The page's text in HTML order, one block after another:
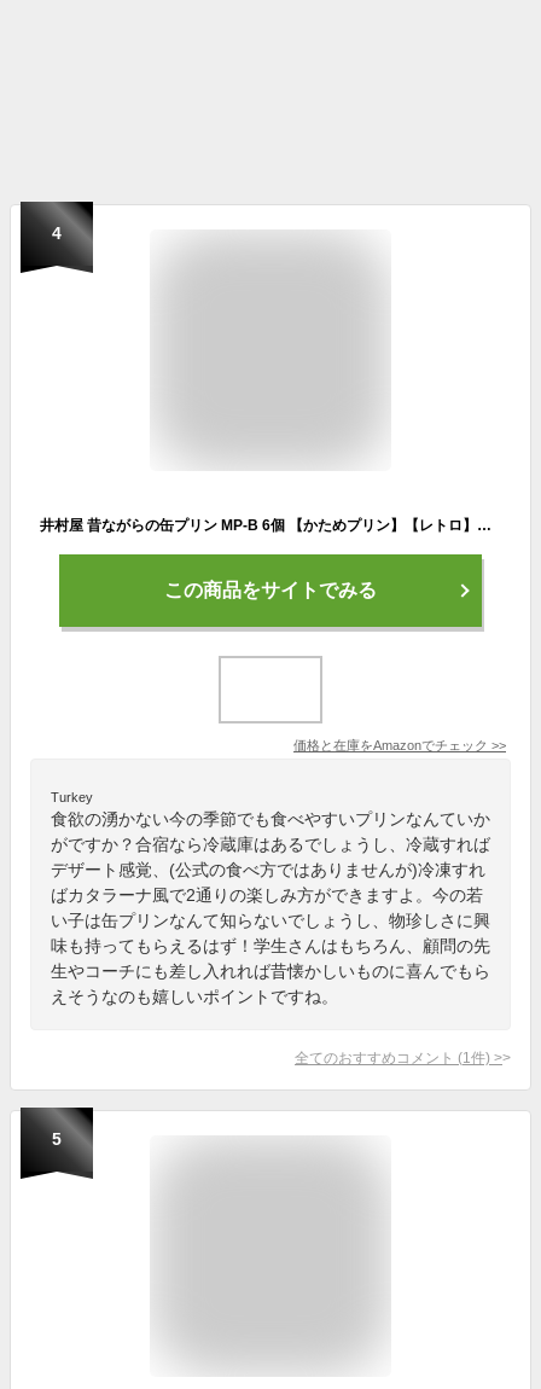
4
井村屋 昔ながらの缶プリン MP-B 6個 【かためプリン】【レトロ】【缶切り不要】【父の日】
この商品をサイトでみる
価格と在庫をAmazonでチェック >>
Turkey
食欲の湧かない今の季節でも食べやすいプリンなんていか
がですか？合宿なら冷蔵庫はあるでしょうし、冷蔵すれば
デザート感覚、(公式の食べ方ではありませんが)冷凍すれ
ばカタラーナ風で2通りの楽しみ方ができますよ。今の若
い子は缶プリンなんて知らないでしょうし、物珍しさに興
味も持ってもらえるはず！学生さんはもちろん、顧問の先
生やコーチにも差し入れれば昔懐かしいものに喜んでもら
えそうなのも嬉しいポイントですね。
全てのおすすめコメント (1 件) >
5